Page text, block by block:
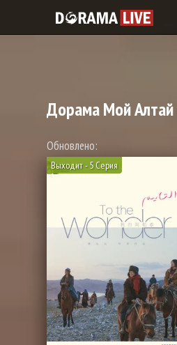
ДорамаМой Алтай
Обновлено:
Выходит - 5 Серия